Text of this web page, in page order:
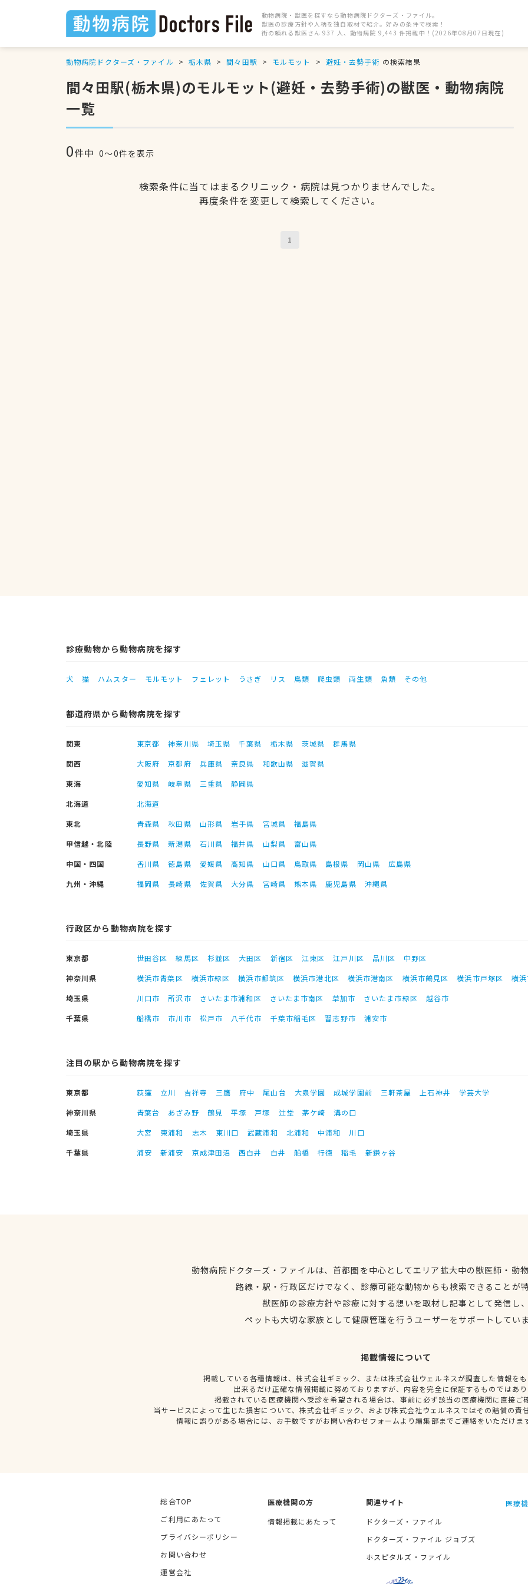
動物病院・獣医を探すなら動物病院ドクターズ・ファイル。
獣医の診療方針や人柄を独自取材で紹介。好みの条件で検索！
街の頼れる獣医さん 937 人、動物病院 9,443 件掲載中！(2026年08月07日現在)
動物病院ドクターズ・ファイル 栃木県 間々田駅 モルモット 避妊・去勢手術 の検索結果
間々田駅(栃木県)のモルモット(避妊・去勢手術)の獣医・動物病院
一覧
0件中 0〜0件を表示
検索条件に当てはまるクリニック・病院は見つかりませんでした。
再度条件を変更して検索してください。
1
診療動物から動物病院を探す
犬 猫 ハムスター モルモット フェレット うさぎ リス 鳥類 爬虫類 両生類 魚類 その他
都道府県から動物病院を探す
関東 東京都 神奈川県 埼玉県 千葉県 栃木県 茨城県
群馬県
関西
大阪府 京都府 兵庫県 奈良県 和歌山県
滋賀県
東海
愛知県 岐阜県 三重県
静岡県
北海道
北海道
東北
青森県 秋田県 山形県 岩手県 宮城県
福島県
甲信越・北陸
長野県 新潟県 石川県 福井県 山梨県
富山県
中国・四国
香川県 徳島県 愛媛県 高知県 山口県 鳥取県 島根県 岡山県
広島県
九州・沖縄
福岡県 長崎県 佐賀県 大分県 宮崎県 熊本県 鹿児島県 沖縄県
行政区から動物病院を探す
東京都 世田谷区 練馬区 杉並区 大田区 新宿区 江東区 江戸川区 品川区
中野区
神奈川県
横浜市青葉区 横浜市緑区 横浜市都筑区 横浜市港北区 横浜市港南区 横浜市鶴見区 横浜市戸塚区
横
埼玉県
川口市 所沢市 さいたま市浦和区 さいたま市南区 草加市 さいたま市緑区
越谷市
千葉県
船橋市 市川市 松戸市 八千代市 千葉市稲毛区 習志野市 浦安市
注目の駅から動物病院を探す
東京都 荻窪 立川 吉祥寺 三鷹 府中 尾山台 大泉学園 成城学園前 三軒茶屋 上石神井
学芸大学
神奈川県
青葉台 あざみ野 鶴見 平塚 戸塚 辻堂 茅ケ崎
溝の口
埼玉県
大宮 東浦和 志木 東川口 武蔵浦和 北浦和 中浦和
川口
千葉県
浦安 新浦安 京成津田沼 西白井 白井 船橋 行徳 稲毛 新鎌ヶ谷
動物病院ドクターズ・ファイルは、首都圏を中心としてエリア拡大中の獣医師・動
路線・駅・行政区だけでなく、診療可能な動物からも検索できることが
獣医師の診療方針や診療に対する想いを取材し記事として発信し
ペットも大切な家族として健康管理を行うユーザーをサポートしてい
掲載情報について
掲載している各種情報は、株式会社ギミック、または株式会社ウェルネスが調査した情報を
出来るだけ正確な情報掲載に努めておりますが、内容を完全に保証するものではあ
掲載されている医療機関へ受診を希望される場合は、事前に必ず該当の医療機関に直接ご
当サービスによって生じた損害について、株式会社ギミック、および株式会社ウェルネスではその賠償の責
情報に誤りがある場合には、お手数ですがお問い合わせフォームより編集部までご連絡をいただけま
総合TOP
ご利用にあたって
プライバシーポリシー
お問い合わせ
運営会社
医療機関の方
情報掲載にあたって
関連サイト
ドクターズ・ファイル
ドクターズ・ファイル ジョブズ
ホスピタルズ・ファイル
医療